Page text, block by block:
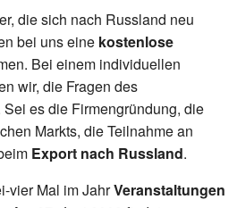
die sich nach Russland neu
bei uns eine kostenlose
Bei einem individuellen
wir, die Fragen des
es die Firmengründung, die
Markts, die Teilnahme an
Export nach Russland.
vier Mal im JahrVeranstaltungen